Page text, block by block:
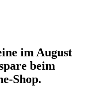
im August
beim
Shop.